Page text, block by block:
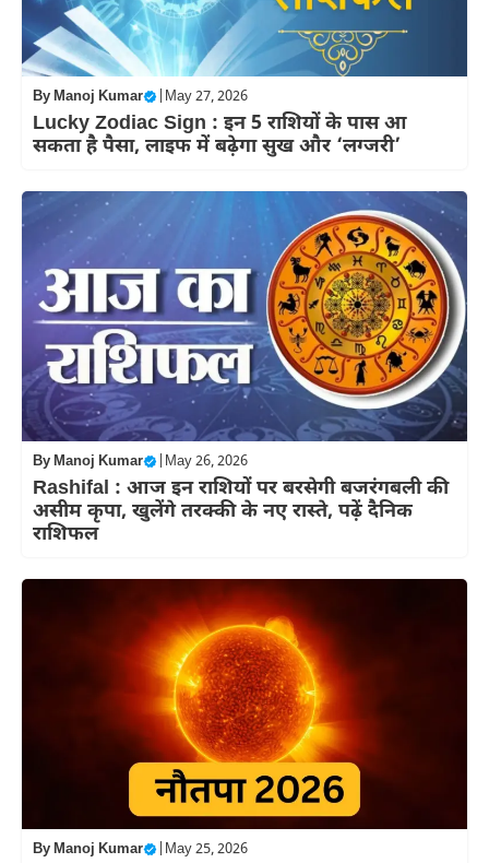
ByManoj Kumar May 27, 2026
Lucky Zodiac Sign : इन 5 राशियों के पास आ
सकता है पैसा, लाइफ में बढ़ेगा सुख और ‘लग्जरी’
ByManoj Kumar May 26, 2026
Rashifal : आज इन राशियों पर बरसेगी बजरंगबली की
असीम कृपा, खुलेंगे तरक्की के नए रास्ते, पढ़ें दैनिक
राशिफल
ByManoj Kumar May 25, 2026